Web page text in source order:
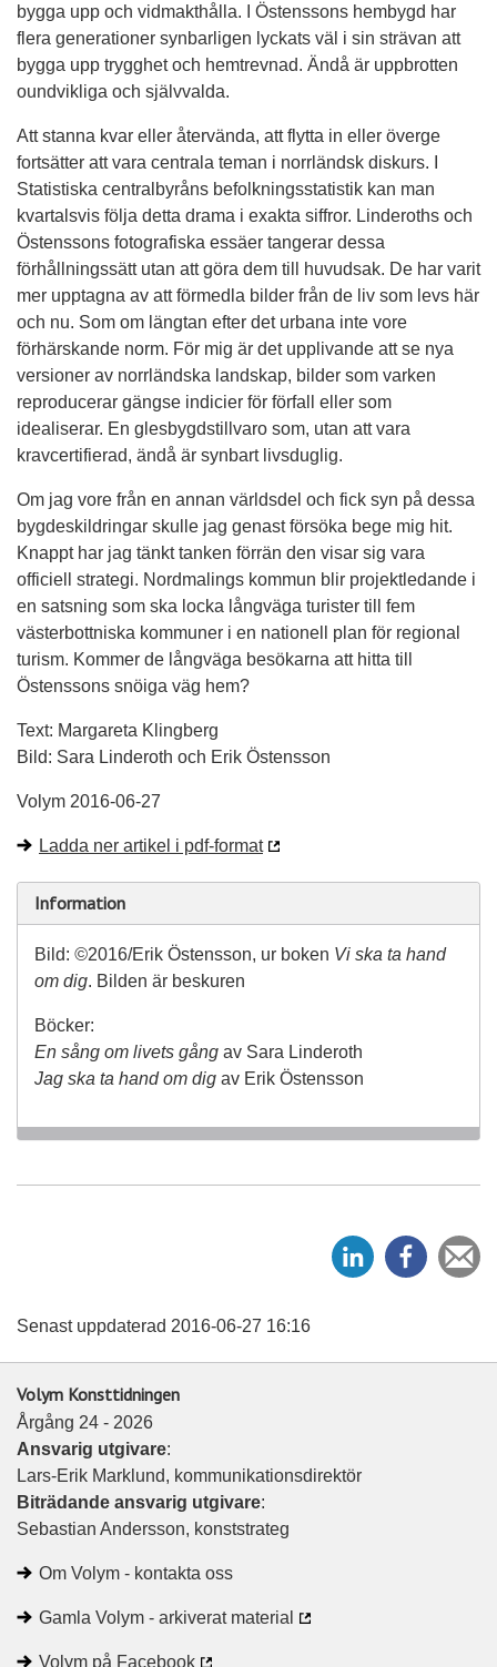
bygga upp och vidmakthålla. I Östenssons hembygd har
flera generationer synbarligen lyckats väl i sin strävan att
bygga upp trygghet och hemtrevnad. Ändå är uppbrotten
oundvikliga och självvalda.
Att stanna kvar eller återvända, att flytta in eller överge
fortsätter att vara centrala teman i norrländsk diskurs. I
Statistiska centralbyråns befolkningsstatistik kan man
kvartalsvis följa detta drama i exakta siffror. Linderoths och
Östenssons fotografiska essäer tangerar dessa
förhållningssätt utan att göra dem till huvudsak. De har varit
mer upptagna av att förmedla bilder från de liv som levs här
och nu. Som om längtan efter det urbana inte vore
förhärskande norm. För mig är det upplivande att se nya
versioner av norrländska landskap, bilder som varken
reproducerar gängse indicier för förfall eller som
idealiserar. En glesbygdstillvaro som, utan att vara
kravcertifierad, ändå är synbart livsduglig.
Om jag vore från en annan världsdel och fick syn på dessa
bygdeskildringar skulle jag genast försöka bege mig hit.
Knappt har jag tänkt tanken förrän den visar sig vara
officiell strategi. Nordmalings kommun blir projektledande i
en satsning som ska locka långväga turister till fem
västerbottniska kommuner i en nationell plan för regional
turism. Kommer de långväga besökarna att hitta till
Östenssons snöiga väg hem?
Text: Margareta Klingberg
Bild: Sara Linderoth och Erik Östensson
Volym 2016-06-27
Ladda ner artikel i pdf-format
Information
Bild: ©2016/Erik Östensson, ur boken Vi ska ta hand
om dig. Bilden är beskuren
Böcker:
En sång om livets gång av Sara Linderoth
Jag ska ta hand om dig av Erik Östensson
e
e
Senast uppdaterad 2016-06-27 16:16
Volym Konsttidningen
Årgång 24 - 2026
Ansvarig utgivare:
Lars-Erik Marklund, kommunikationsdirektör
Biträdande ansvarig utgivare:
Sebastian Andersson, konststrateg
Om Volym - kontakta oss
Gamla Volym - arkiverat material
Volym på Facebook